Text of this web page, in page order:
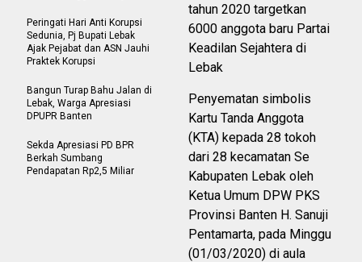
tahun 2020 targetkan
6000 anggota baru Partai
Keadilan Sejahtera di
Lebak
Penyematan simbolis
Kartu Tanda Anggota
(KTA) kepada 28 tokoh
dari 28 kecamatan Se
Kabupaten Lebak oleh
Ketua Umum DPW PKS
Provinsi Banten H. Sanuji
Pentamarta, pada Minggu
(01/03/2020) di aula
Peringati Hari Anti Korupsi
Sedunia, Pj Bupati Lebak
Ajak Pejabat dan ASN Jauhi
Praktek Korupsi
Bangun Turap Bahu Jalan di
Lebak, Warga Apresiasi
DPUPR Banten
Sekda Apresiasi PD BPR
Berkah Sumbang
Pendapatan Rp2,5 Miliar